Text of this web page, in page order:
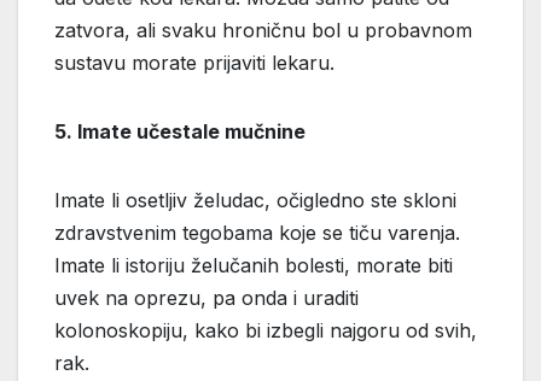
zatvora, ali svaku hroničnu bol u probavnom
sustavu morate prijaviti lekaru.
5. Imate učestale mučnine
Imate li osetljiv želudac, očigledno ste skloni
zdravstvenim tegobama koje se tiču varenja.
Imate li istoriju želučanih bolesti, morate biti
uvek na oprezu, pa onda i uraditi
kolonoskopiju, kako bi izbegli najgoru od svih,
rak.